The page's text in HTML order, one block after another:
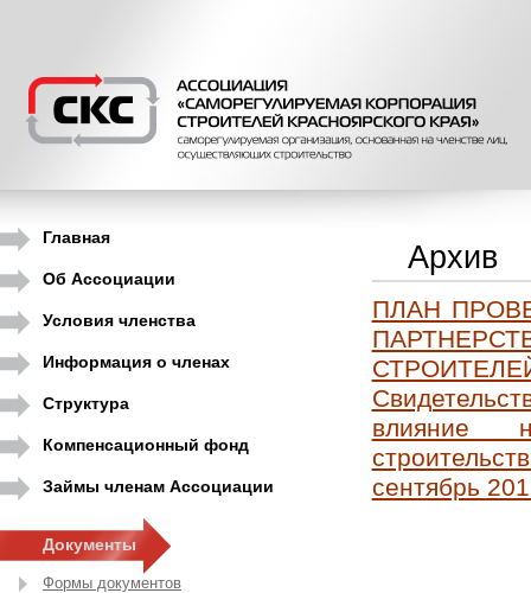
Главная
Об Ассоциации
Условия членства
Информация о членах
Структура
Компенсационный фонд
Займы членам Ассоциации
Документы
Формы документов
Архив
ПЛАН
влияние
сентябрь